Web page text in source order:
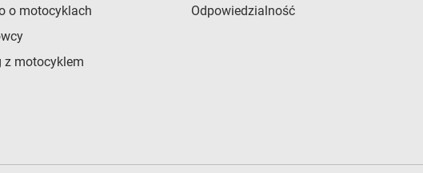
o motocyklach
z motocyklem
Odpowiedzialność